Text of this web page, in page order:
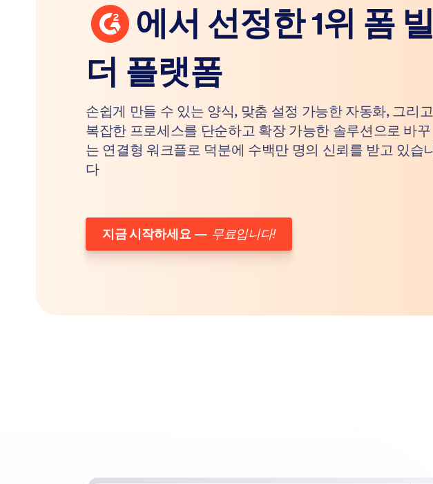
G2 에서 선정한 1위 폼 빌
더 플랫폼
손쉽게 만들 수 있는 양식, 맞춤 설정 가능한 자동화, 그리고
복잡한 프로세스를 단순하고 확장 가능한 솔루션으로 바꾸
는 연결형 워크플로 덕분에 수백만 명의 신뢰를 받고 있습
다
지금 시작하세요— 무료입니다!